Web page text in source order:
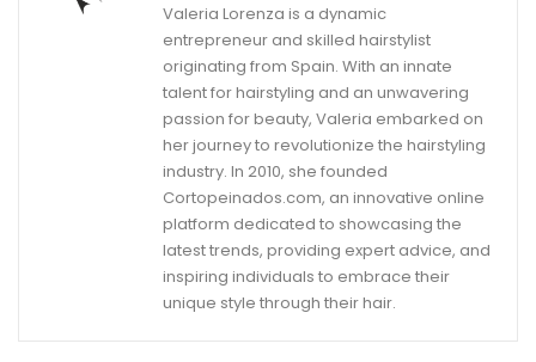
Valeria Lorenza is a dynamic
entrepreneur and skilled hairstylist
originating from Spain. With an innate
talent for hairstyling and an unwavering
passion for beauty, Valeria embarked on
her journey to revolutionize the hairstyling
industry. In 2010, she founded
Cortopeinados.com, an innovative online
platform dedicated to showcasing the
latest trends, providing expert advice, and
inspiring individuals to embrace their
unique style through their hair.